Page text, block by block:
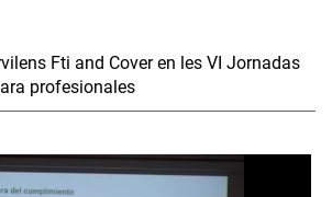
Fti and Cover en les VI Jornadas
profesionales